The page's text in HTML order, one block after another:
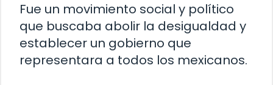
Fue un movimiento social y político
que buscaba abolir la desigualdad y
establecer un gobierno que
representara a todos los mexicanos.